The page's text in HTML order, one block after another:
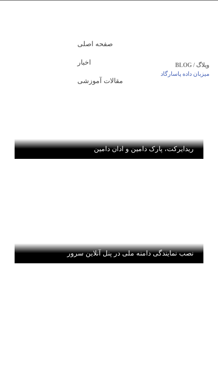
وبلاگ / BLOG
میزبان داده پاسارگاد
صفحه اصلی
اخبار
مقالات آموزشی
ریدایرکت، پارک دامین و ادان دامین
نصب نمایندگی دامنه ملی در پنل آنلاین سرور